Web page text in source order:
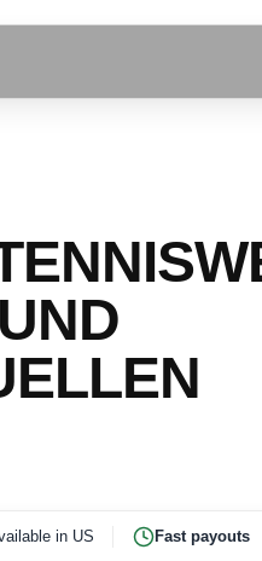
in US Fast payouts